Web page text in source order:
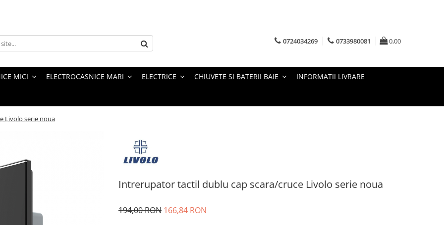
0724034269 0733980081 0,00
MICI ELECTROCASNICE MARI ELECTRICE CHIUVETE SI BATERII BAIE INFORMATII LIVRARE
Livolo serie noua
Intrerupator tactil dublu cap scara/cruce Livolo serie noua
194,00 RON 166,84 RON